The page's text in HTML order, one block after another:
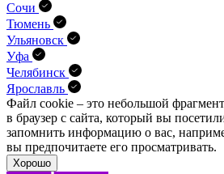
Сочи
Тюмень
Ульяновск
Уфа
Челябинск
Ярославль
Файл cookie – это небольшой
в браузер с сайта, который вы
запомнить информацию о вас,
вы предпочитаете его просматривать.
Хорошо